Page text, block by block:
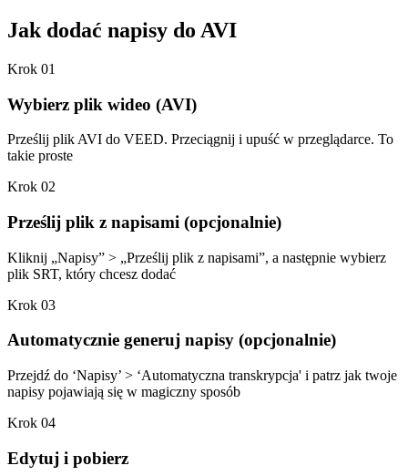
Jak dodać napisy do AVI
Krok 01
Wybierz plik wideo (AVI)
Prześlij plik AVI do VEED. Przeciągnij i upuść w przeglądarce. To
takie proste
Krok 02
Prześlij plik z napisami (opcjonalnie)
Kliknij „Napisy” > „Prześlij plik z napisami”, a następnie wybierz
plik SRT, który chcesz dodać
Krok 03
Automatycznie generuj napisy (opcjonalnie)
Przejdź do ‘Napisy’ > ‘Automatyczna transkrypcja' i patrz jak twoje
napisy pojawiają się w magiczny sposób
Krok 04
Edytuj i pobierz